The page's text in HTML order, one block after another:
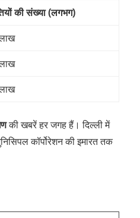
की संख्या (लगभग)
की खबरें हर जगह हैं। दिल्ली में
कॉर्पोरेशन की इमारत तक